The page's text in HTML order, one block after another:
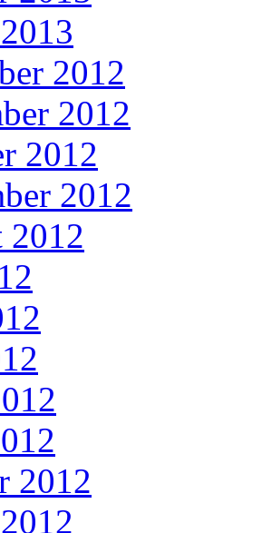
2012
2012
2012
2012
2012
2012